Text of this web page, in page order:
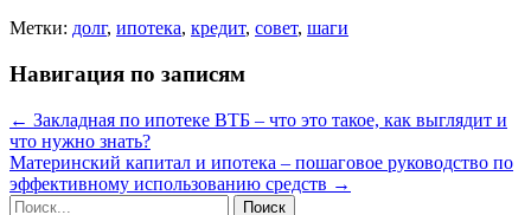
Метки: долг, ипотека, кредит, совет, шаги
Навигация по записям
← Закладная по ипотеке ВТБ – что это такое, как выглядит и
что нужно знать?
Материнский капитал и ипотека – пошаговое руководство по
эффективному использованию средств →